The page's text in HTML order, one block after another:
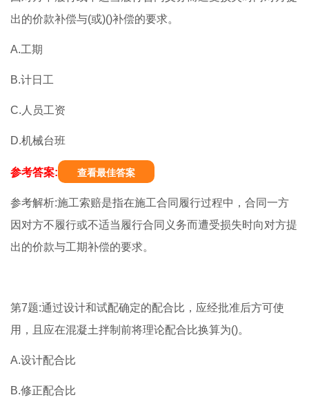
出的价款补偿与(或)()补偿的要求。
A.工期
B.计日工
C.人员工资
D.机械台班
参考答案: 查看最佳答案
参考解析:施工索赔是指在施工合同履行过程中，合同一方
因对方不履行或不适当履行合同义务而遭受损失时向对方提
出的价款与工期补偿的要求。
第7题:通过设计和试配确定的配合比，应经批准后方可使
用，且应在混凝土拌制前将理论配合比换算为()。
A.设计配合比
B.修正配合比